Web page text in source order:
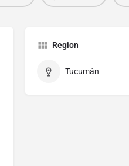
Region
Tucumán